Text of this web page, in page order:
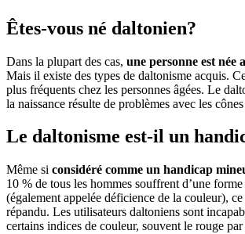
Êtes-vous né daltonien?
Dans la plupart des cas, une personne est née
Mais il existe des types de daltonisme acquis.
plus fréquents chez les personnes âgées. Le
la naissance résulte de problèmes avec les
Le daltonisme est-il un
Même si considéré comme un handicap
10 % de tous les hommes souffrent d’une
(également appelée déficience de la couleur),
répandu. Les utilisateurs daltoniens sont
certains indices de couleur, souvent le rouge